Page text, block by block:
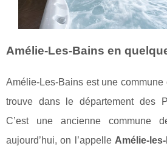
Amélie-Les-Bains en
Amélie-Les-Bains est une
trouve dans le département des
C’est une ancienne commune
aujourd’hui, on l’appelle Amélie-